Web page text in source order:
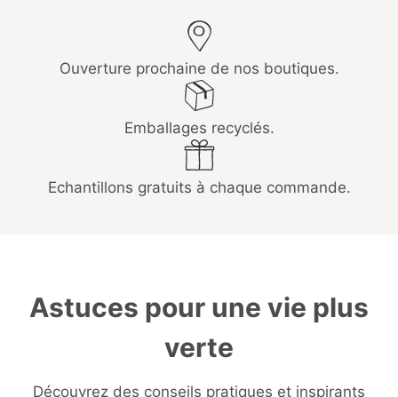
Ouverture prochaine de nos boutiques.
Emballages recyclés.
Echantillons gratuits à chaque commande.
Astuces pour une vie plus
verte
Découvrez des conseils pratiques et inspirants